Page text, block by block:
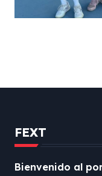
FEXT
Bienvenido al